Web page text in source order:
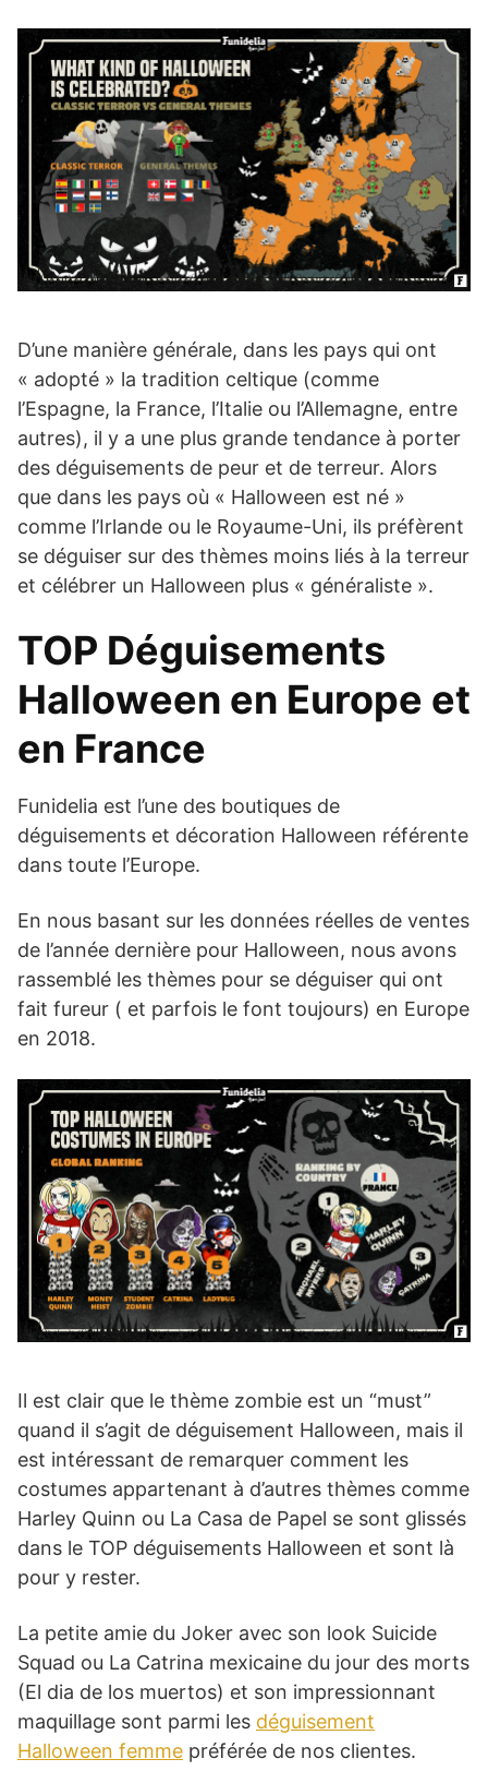
D’une manière générale, dans les pays qui ont
« adopté » la tradition celtique (comme
l’Espagne, la France, l’Italie ou l’Allemagne, entre
autres), il y a une plus grande tendance à porter
des déguisements de peur et de terreur. Alors
que dans les pays où « Halloween est né »
comme l’Irlande ou le Royaume-Uni, ils préfèrent
se déguiser sur des thèmes moins liés à la terreur
et célébrer un Halloween plus « généraliste ».
TOP Déguisements
Halloween en Europe et
en France
Funidelia est l’une des boutiques de
déguisements et décoration Halloween référente
dans toute l’Europe.
En nous basant sur les données réelles de ventes
de l’année dernière pour Halloween, nous avons
rassemblé les thèmes pour se déguiser qui ont
fait fureur ( et parfois le font toujours) en Europe
en 2018.
Il est clair que le thème zombie est un “must”
quand il s’agit de déguisement Halloween, mais il
est intéressant de remarquer comment les
costumes appartenant à d’autres thèmes comme
Harley Quinn ou La Casa de Papel se sont glissés
dans le TOP déguisements Halloween et sont là
pour y rester.
La petite amie du Joker avec son look Suicide
Squad ou La Catrina mexicaine du jour des morts
(El dia de los muertos) et son impressionnant
maquillage sont parmi les déguisement
Halloween femme préférée de nos clientes.